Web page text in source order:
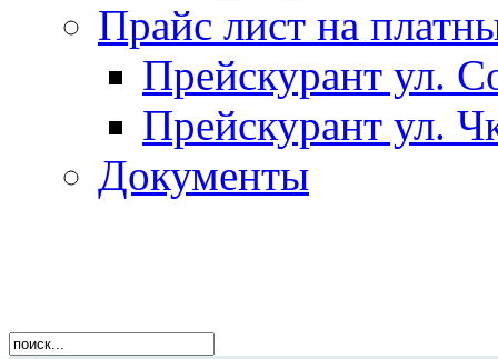
Прайс лист на
Прейскурант ул.
Прейскурант ул.
Документы